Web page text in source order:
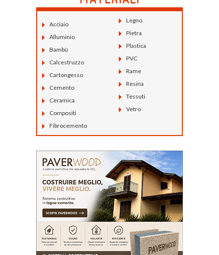
Acciaio
Alluminio
Bambù
Calcestruzzo
Cartongesso
Cemento
Ceramica
Compositi
Fibrocemento
Legno
Pietra
Plastica
PVC
Rame
Resina
Tessuti
Vetro